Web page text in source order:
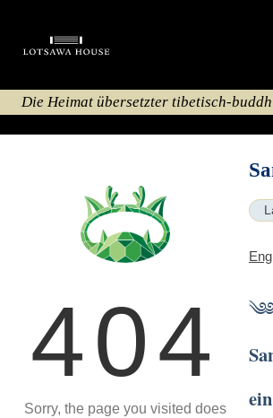
Die Heimat übersetzter tibetisch-
404
Sorry, the page you visited does